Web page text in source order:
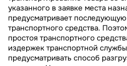
указанного в заявке места
предусматривает последующую
транспортного средства.
простоя транспортного
издержек транспортной
предусматривать способ